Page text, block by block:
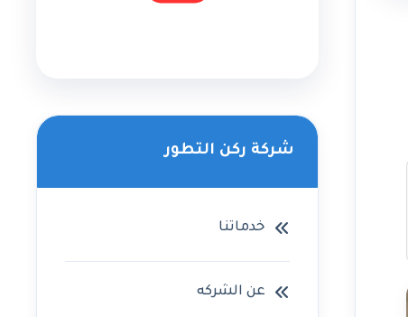
شركة ركن التطور
خدماتنا
عن الشركه